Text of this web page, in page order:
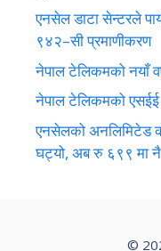
एनसेल डाटा सेन्टरले
९४२–सी प्रमाणीकरण
नेपाल टेलिकमको नयाँ
नेपाल टेलिकमको
एनसेलको अनलिमिटेड
घट्यो, अब रु ६९९ मा
©